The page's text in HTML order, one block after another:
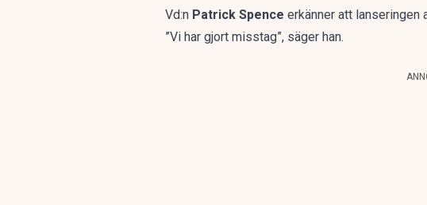
Vd:n Patrick Spence erkänner att lanseringen
”Vi har gjort misstag”, säger han.